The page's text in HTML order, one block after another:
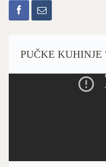
PUČKE